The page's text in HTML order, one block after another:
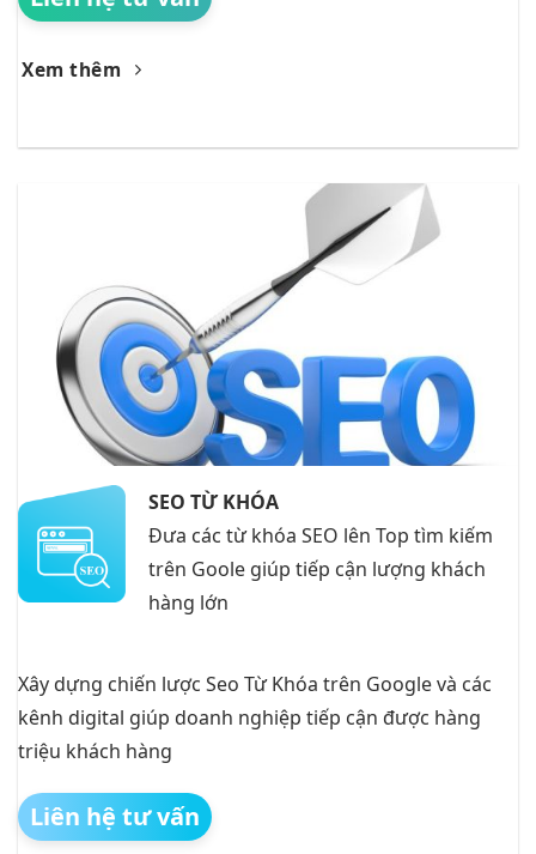
Xem thêm
SEO TỪ KHÓA
Đưa các từ khóa SEO lên Top tìm kiếm
trên Goole giúp tiếp cận lượng khách
hàng lớn
Xây dựng chiến lược Seo Từ Khóa trên Google và các
kênh digital giúp doanh nghiệp tiếp cận được hàng
triệu khách hàng
Liên hệ tư vấn